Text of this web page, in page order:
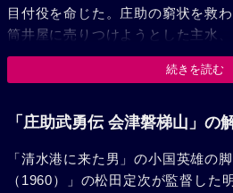
目付役を命じた。庄助の窮状を救
筒井屋に売りつけようとした主水
くわされた。その腹いせに筒井屋
だ。大砲の試射は大失敗となった
するといい出した。その時、主水
だったのだ。更に、化物を出没さ
のは武具奉行長阪将監であり、老
続きを読む
「庄助武勇伝 会津磐梯山」の
「清水港に来た男」の小国英雄の
（1960）」の松田定次が監督した